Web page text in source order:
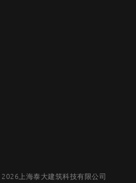
上海泰大建筑科技有限公司